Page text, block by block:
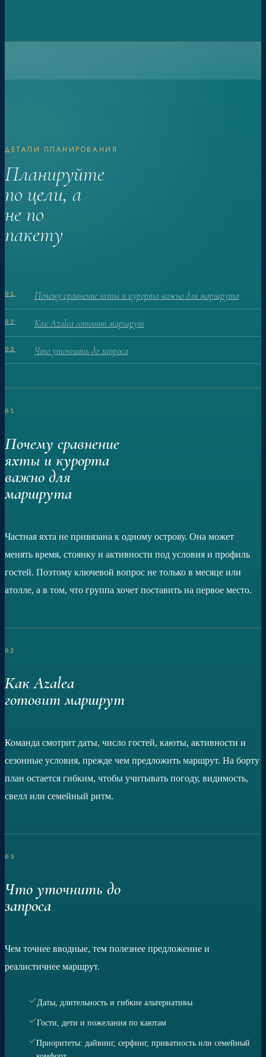
ДЕТАЛИ ПЛАНИРОВАНИЯ
Планируйте
по цели, а
не по
пакету
01 Почему сравнение яхты и курорта важно для маршрута
02 Как Azalea готовит маршрут
03 Что уточнить до запроса
01
Почему сравнение
яхты и курорта
важно для
маршрута
Частная яхта не привязана к одному острову. Она может
менять время, стоянку и активности под условия и профиль
гостей. Поэтому ключевой вопрос не только в месяце или
атолле, а в том, что группа хочет поставить на первое место.
02
Как Azalea
готовит маршрут
Команда смотрит даты, число гостей, каюты, активности и
сезонные условия, прежде чем предложить маршрут. На борту
план остается гибким, чтобы учитывать погоду, видимость,
свелл или семейный ритм.
03
Что уточнить до
запроса
Чем точнее вводные, тем полезнее предложение и
реалистичнее маршрут.
Даты, длительность и гибкие альтернативы
Гости, дети и пожелания по каютам
Приоритеты: дайвинг, серфинг, приватность или семейный